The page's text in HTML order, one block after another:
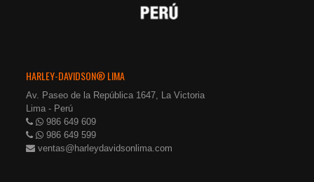
HARLEY-DAVIDSON® LIMA
Av. Paseo de la República 1647, La Victoria
Lima - Perú
986 649 609
986 649 599
ventas@harleydavidsonlima.com